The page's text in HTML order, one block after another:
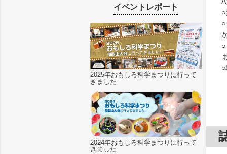
イベントレポート
2025年おもしろ科学まつりに行って
きました
2024年おもしろ科学まつりに行って
きました